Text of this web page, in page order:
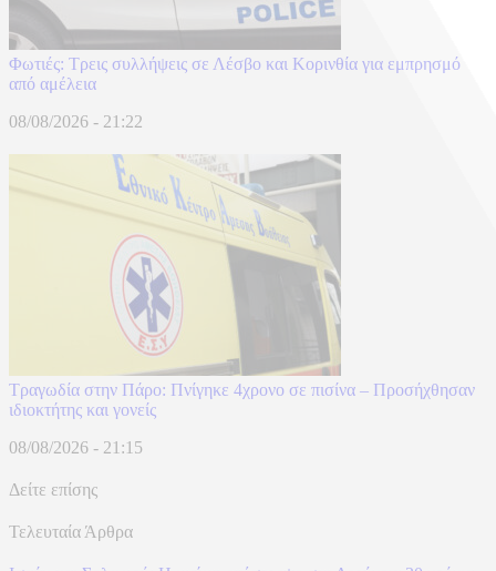
Φωτιές: Τρεις συλλήψεις σε Λέσβο και Κορινθία για εμπρησμό
από αμέλεια
08/08/2026 - 21:22
Τραγωδία στην Πάρο: Πνίγηκε 4χρονο σε πισίνα – Προσήχθησαν
ιδιοκτήτης και γονείς
08/08/2026 - 21:15
Δείτε επίσης
Τελευταία Άρθρα